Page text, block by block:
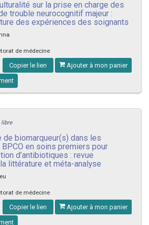
sur la prise en charge des
trouble neurocognitif majeur :
des expériences des soignants
de médecine
Copier le lien Ajouter à mon panier
libre
de biomarqueur(s) dans les
en soins premiers pour
d’antibiotiques : revue
littérature et méta-analyse
de médecine
Copier le lien Ajouter à mon panier